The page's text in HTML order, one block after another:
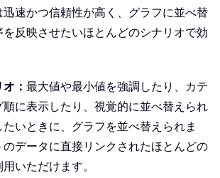
速かつ信頼性が高く、グラフに並べ替
を反映させたいほとんどのシナリオで効
： 最大値や最小値を強調したり、カテ
順に表示したり、視覚的に並べ替えられ
いときに、グラフを並べ替えられま
データに直接リンクされたほとんどの
いただけます。